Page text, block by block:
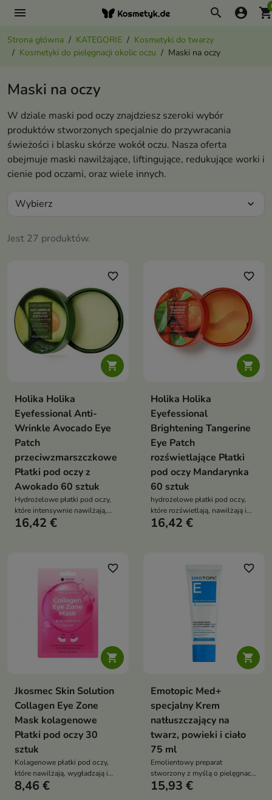
menu search account_circle
Strona główna KATEGORIE
Kosmetyki do twarzy
Kosmetyki do pielęgnacji okolic oczu
Maski na oczy
Maski na oczy
W dziale maski pod oczy znajdziesz szeroki wybór
produktów stworzonych specjalnie do przywracania
świeżości i blasku skórze wokół oczu. Nasza oferta
obejmuje maski nawilżające, liftingujące, redukujące worki i
cienie pod oczami, oraz wiele innych.
Jest 27 produktów.
Wybierz expand_more

favorite_border
Holika Holika
Eyefessional Anti-
Wrinkle Avocado Eye
Patch
przeciwzmarszczkowe
Płatki pod oczy z
Awokado 60 sztuk
Hydrożelowe płatki pod oczy,
które intensywnie nawilżają,
odżywiają i pomagają wygładzić
16,42 €

favorite_border
Holika Holika
Eyefessional
Brightening Tangerine
Eye Patch
rozświetlające Płatki
pod oczy Mandarynka
60 sztuk
hydrożelowe płatki pod oczy,
które rozświetlają, nawilżają i
pomagają zmniejszyć oznaki
16,42 €

favorite_border
Jkosmec Skin Solution
Collagen Eye Zone
Mask kolagenowe
Płatki pod oczy 30
sztuk
Kolagenowe płatki pod oczy,
które nawilżają, wygładzają i
rozjaśniają delikatną skórę,
8,46 €

favorite_border
Emotopic Med+
specjalny Krem
natłuszczający na
twarz, powieki i ciało
75 ml
Emolientowy preparat
stworzony z myślą o pielęgnacji
skóry wyjątkowo suchej,
15,93 €